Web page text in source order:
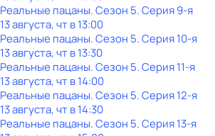
Реальные пацаны. Сезон 5. Серия 9-я
13 августа, чт в 13:00
Реальные пацаны. Сезон 5. Серия 10-я
13 августа, чт в 13:30
Реальные пацаны. Сезон 5. Серия 11-я
13 августа, чт в 14:00
Реальные пацаны. Сезон 5. Серия 12-я
13 августа, чт в 14:30
Реальные пацаны. Сезон 5. Серия 13-я